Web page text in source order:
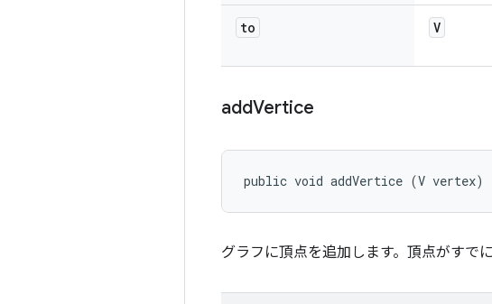
to V
addVertice
public void addVertice (V vertex)
グラフに頂点を追加します。頂点がすで